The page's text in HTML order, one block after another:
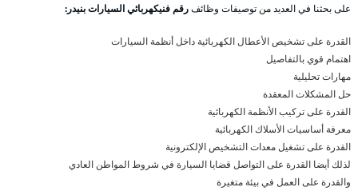
على بحثنا في العديد من توصيفات وظائفرقم فنيكهربائي السيارات بنيدر:
القدرة على تشخيص الأعطال الكهربائية داخل أنظمة السيارات
اهتمام قوي بالتفاصيل
مهارات تحليلية
حل المشكلات المعقدة
القدرة على تركيب الأنظمة الكهربائية
معرفة أساسيات الأسلاك الكهربائية
القدرة على تشغيل معدات التشخيص الإلكترونية
لذلك أيضا القدرة على التواصل قضايا السيارة في شروط المواطن العادي
والقدرة على العمل في بيئة متغيرة